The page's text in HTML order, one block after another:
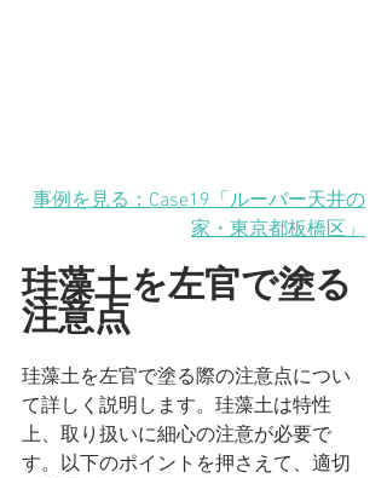
事例を見る：Case19「ルーバー天井の
家・東京都板橋区」
珪藻土を左官で塗る
注意点
珪藻土を左官で塗る際の注意点につい
て詳しく説明します。珪藻土は特性
上、取り扱いに細心の注意が必要で
す。以下のポイントを押さえて、適切